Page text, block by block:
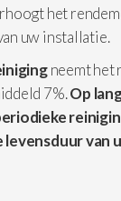
het
uw installatie.
neemt het
7%.Op
levensduur van